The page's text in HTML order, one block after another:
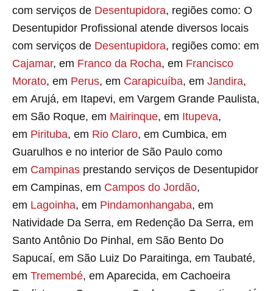
com serviços de Desentupidora, regiões como: O
Desentupidor Profissional atende diversos locais
com serviços de Desentupidora, regiões como: em
Cajamar, em Franco da Rocha, em Francisco
Morato, em Perus, em Carapicuíba, em Jandira,
em Arujá, em Itapevi, em Vargem Grande Paulista,
em São Roque, em Mairinque, em Itupeva,
em Pirituba, em Rio Claro, em Cumbica, em
Guarulhos e no interior de São Paulo como
em Campinas prestando serviços de Desentupidor
em Campinas, em Campos do Jordão,
em Lagoinha, em Pindamonhangaba, em
Natividade Da Serra, em Redenção Da Serra, em
Santo Antônio Do Pinhal, em São Bento Do
Sapucaí, em São Luiz Do Paraitinga, em Taubaté,
em Tremembé, em Aparecida, em Cachoeira